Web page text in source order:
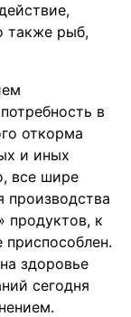
также рыб,
в
откорма
и иных
все шире
производства
продуктов, к
здоровье
сегодня